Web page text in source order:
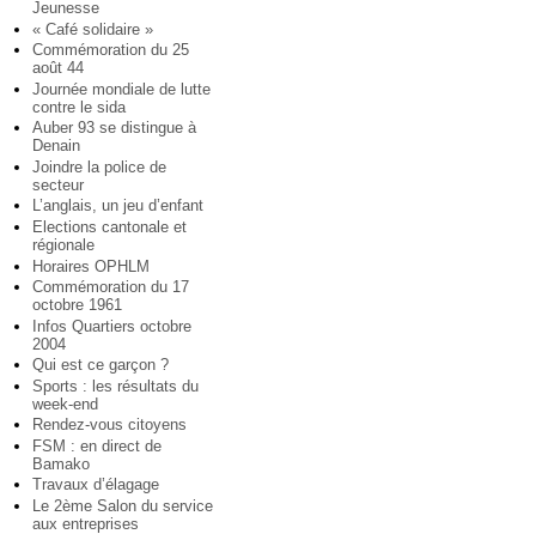
Jeunesse
« Café solidaire »
Commémoration du 25
août 44
Journée mondiale de lutte
contre le sida
Auber 93 se distingue à
Denain
Joindre la police de
secteur
L’anglais, un jeu d’enfant
Elections cantonale et
régionale
Horaires OPHLM
Commémoration du 17
octobre 1961
Infos Quartiers octobre
2004
Qui est ce garçon ?
Sports : les résultats du
week-end
Rendez-vous citoyens
FSM : en direct de
Bamako
Travaux d’élagage
Le 2ème Salon du service
aux entreprises